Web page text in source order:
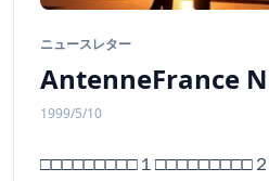
ニュースレター
AntenneFrance
1999/5/10
□□□□□□□□□１□□□□□□□□□